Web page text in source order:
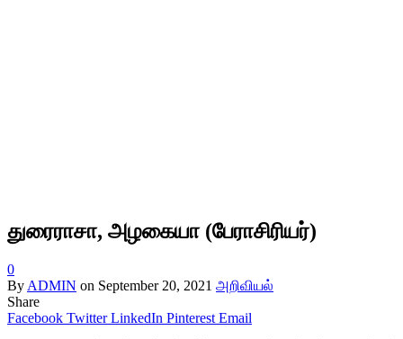
துரைராசா, அழகையா (பேராசிரியர்)
0
By ADMIN on September 20, 2021 அறிவியல்
Share
Facebook Twitter LinkedIn Pinterest Email